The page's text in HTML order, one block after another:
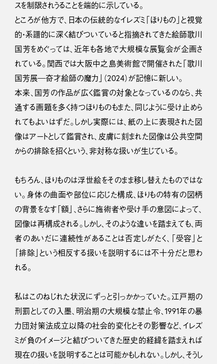
スを制限されうることを端的に示している。
ところが他方で、日本の伝統的なイレズミ「ほりもの」と視覚
的・系譜的に深く結びついていると指摘されてきた絵師歌川
国芳をめぐっては、近年も各地で大規模な展覧会が企画さ
れている。関西では大阪中之島美術館で開催された「歌川
国芳展―奇才絵師の魔力」（2024）が記憶に新しい。
本来、国芳の作品が広く鑑賞の対象となっているのなら、共
通する画題を多く持つほりものもまた、同じように受け止めら
れてもよいはずだ。しかし実際には、紙の上に表現された図
像はアートとして鑑賞され、皮膚に刻まれた図像は公共空間
からの排除を招くという、非対称な扱いが生じている。
もちろん、ほりものは浮世絵をそのまま移し替えたものではな
い。身体の曲面や部位に応じた構成、ほりもの特有の図柄
の背景をなす「額」、さらに施術者や受け手の意図によって、
図像は再構成される。しかし、そのような違いを踏まえても、両
者のあいだに連続性があることは否定しがたく、「受容」と
「排除」という相反する扱いを説明するには不十分だと思わ
れる。
私はこのねじれた状況にずっと引っかかっていた。江戸期の
刑罰としての入墨、明治期の大規模な禁止令、1991年の暴
力団対策法成立以降の社会的変化とその影響など、イレズ
ミが負のイメージと結びついてきた歴史的経緯を踏まえれば
現在の扱いを説明することは可能かもしれない。しかし、そうし